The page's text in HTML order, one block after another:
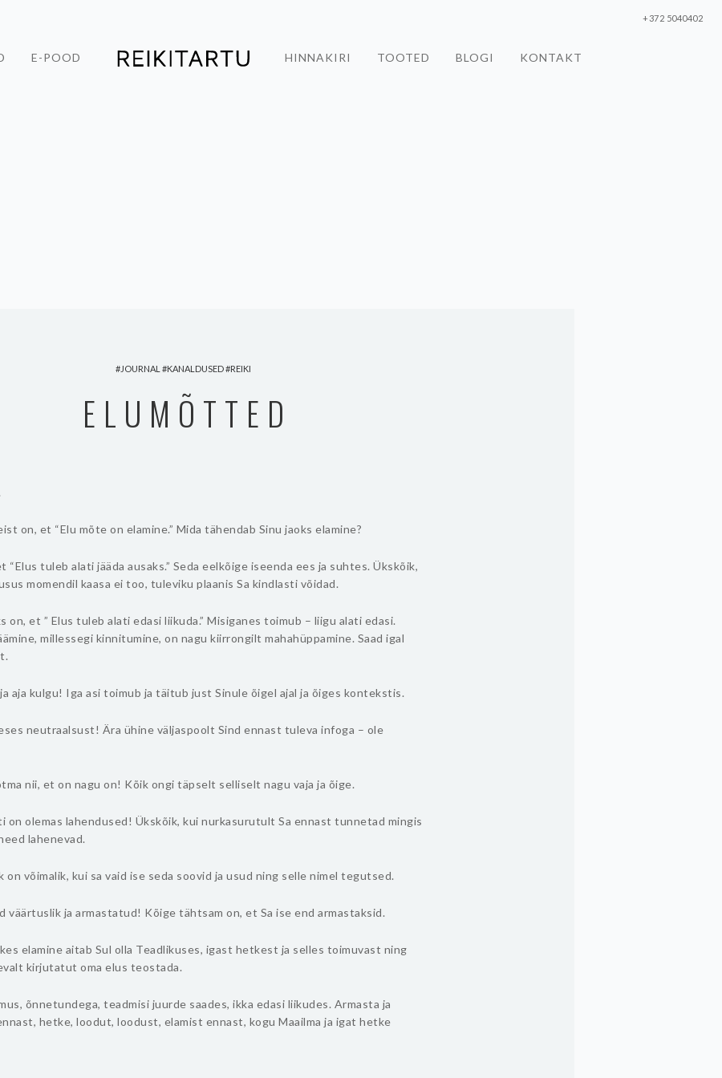
+372 5040402
E-POOD HINNAKIRI TOOTED BLOGI KONTAKT
JOURNAL KANALDUSED REIKI
ELUMÕTTED
on, et “Elu mõte on elamine.” Mida tähendab Sinu jaoks elamine?
“Elus tuleb alati jääda ausaks.” Seda eelkõige iseenda ees ja suhtes. Ükskõik,
momendil kaasa ei too, tuleviku plaanis Sa kindlasti võidad.
on, et ” Elus tuleb alati edasi liikuda.” Misiganes toimub – liigu alati edasi.
millessegi kinnitumine, on nagu kiirrongilt mahahüppamine. Saad igal
aja kulgu! Iga asi toimub ja täitub just Sinule õigel ajal ja õiges kontekstis.
neutraalsust! Ära ühine väljaspoolt Sind ennast tuleva infoga – ole
nii, et on nagu on! Kõik ongi täpselt selliselt nagu vaja ja õige.
on olemas lahendused! Ükskõik, kui nurkasurutult Sa ennast tunnetad mingis
lahenevad.
on võimalik, kui sa vaid ise seda soovid ja usud ning selle nimel tegutsed.
väärtuslik ja armastatud! Kõige tähtsam on, et Sa ise end armastaksid.
elamine aitab Sul olla Teadlikuses, igast hetkest ja selles toimuvast ning
kirjutatut oma elus teostada.
õnnetundega, teadmisi juurde saades, ikka edasi liikudes. Armasta ja
hetke, loodut, loodust, elamist ennast, kogu Maailma ja igat hetke